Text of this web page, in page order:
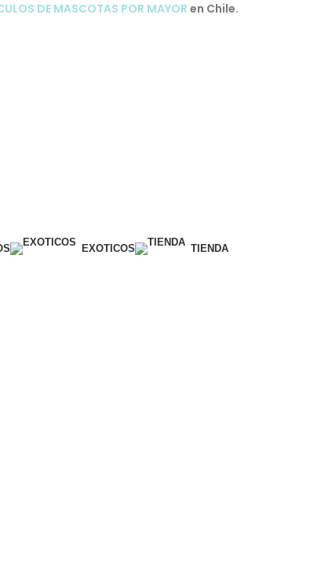
DE MASCOTAS POR MAYOR en Chile.
EXOTICOS TIENDA